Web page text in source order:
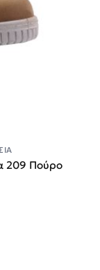
209 Πούρο
was: €75.00.
τιμή